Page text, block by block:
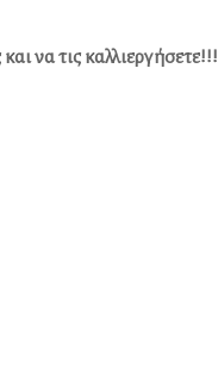
να τις καλλιεργήσετε!!!